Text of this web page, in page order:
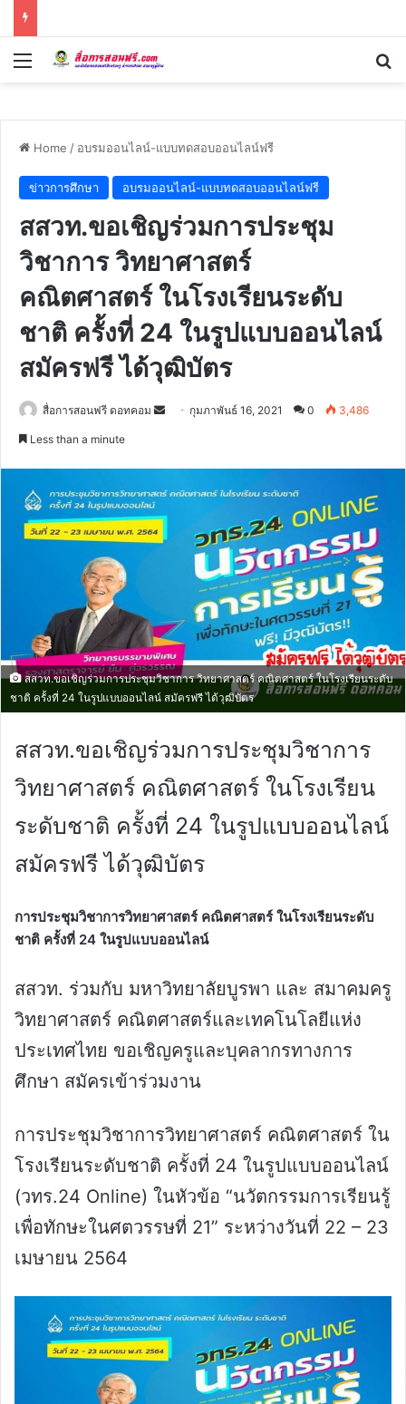
Menu
Home / อบรมออนไลน์-แบบทดสอบออนไลน์ฟรี
ข่าวการศึกษา อบรมออนไลน์-แบบทดสอบออนไลน์ฟรี
สสวท.ขอเชิญร่วมการประชุม
วิชาการ วิทยาศาสตร์
คณิตศาสตร์ ในโรงเรียนระดับ
ชาติ ครั้งที่ 24 ในรูปแบบออนไลน์
สมัครฟรี ได้วุฒิบัตร
สื่อการสอนฟรี ดอทคอม
Send กุมภาพันธ์ 16, 2021 0 3,486
Less than a minute
สสวท.ขอเชิญร่วมการประชุมวิชาการ วิทยาศาสตร์ คณิตศาสตร์ ในโรงเรียนระดับ
ชาติ ครั้งที่ 24 ในรูปแบบออนไลน์ สมัครฟรี ได้วุฒิบัตร
สสวท.ขอเชิญร่วมการประชุมวิชาการ
วิทยาศาสตร์ คณิตศาสตร์ ในโรงเรียน
ระดับชาติ ครั้งที่ 24 ในรูปแบบออนไลน์
สมัครฟรี ได้วุฒิบัตร
การประชุมวิชาการวิทยาศาสตร์ คณิตศาสตร์ ในโรงเรียนระดับ
ชาติ ครั้งที่ 24 ในรูปแบบออนไลน์
สสวท. ร่วมกับ มหาวิทยาลัยบูรพา และ สมาคมครู
วิทยาศาสตร์ คณิตศาสตร์และเทคโนโลยีแห่ง
ประเทศไทย ขอเชิญครูและบุคลากรทางการ
ศึกษา สมัครเข้าร่วมงาน
การประชุมวิชาการวิทยาศาสตร์ คณิตศาสตร์ ใน
โรงเรียนระดับชาติ ครั้งที่ 24 ในรูปแบบออนไลน์
(วทร.24 Online) ในหัวข้อ “นวัตกรรมการเรียนรู้
เพื่อทักษะในศตวรรษที่ 21” ระหว่างวันที่ 22 – 23
เมษายน 2564